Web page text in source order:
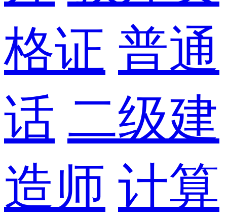
格证 普通
话 二级建
造师 计算